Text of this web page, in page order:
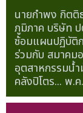
นายกำพง กิตติ
ภูมิภาค บริษัท ป
ซ้อมแผนปฏิบัติ
ร่วมกับ สมาค
อุตสาหกรรมน้
คลังปิโตร... พ.